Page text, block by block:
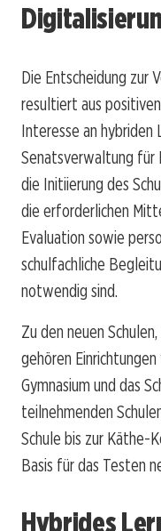
Die Entscheidung zur
resultiert aus
Interesse an hybriden
Senatsverwaltung für
die Initiierung des
die erforderlichen
Evaluation sowie
schulfachliche
notwendig sind.
Zu den neuen
gehören
Gymnasium und das
teilnehmenden
Schule bis zur Käthe-
Basis für das Testen
Hybrides